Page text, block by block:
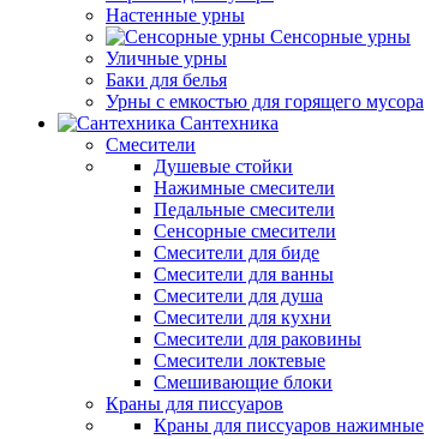
Настенные урны
Сенсорные урны
Уличные урны
Баки для белья
Урны с емкостью для горящего мусора
Сантехника
Смесители
Душевые стойки
Нажимные смесители
Педальные смесители
Сенсорные смесители
Смесители для биде
Смесители для ванны
Смесители для душа
Смесители для кухни
Смесители для раковины
Смесители локтевые
Смешивающие блоки
Краны для писсуаров
Краны для писсуаров нажимные